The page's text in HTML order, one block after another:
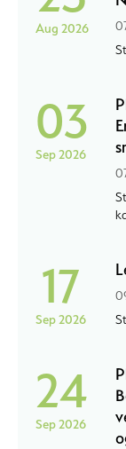
Aug 2026
03
Sep 2026
17
Sep 2026
24
Sep 2026